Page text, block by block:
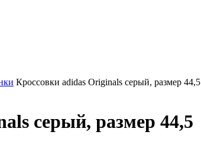
Кроссовки adidas Originals серый, размер 44,5
серый, размер 44,5